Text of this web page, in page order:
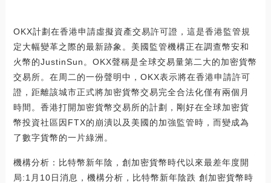
OKX計劃在香港申請虛擬資產交易許可證，這是香港監管規
定大幅變革之際的最新跡象。美國監管機構正在調查幣安和
火幣的JustinSun。OKX聲稱是全球交易量第二大的加密貨幣
交易所。在周二的一份聲明中，OKX表示將在香港申請許可
證，距離該城市正式將加密貨幣交易完全合法化僅有兩個月
時間。香港打開加密貨幣交易所的計劃，剛好在全球加密貨
幣投資社區因FTX的崩潰以及美國的加強監管時，而變成為
了數字貨幣的一片綠洲。
機構分析：比特幣新年陰，創加密貨幣時代以來最差年度開
局:1月10日消息，機構分析，比特幣新年陰跌 創加密貨幣時